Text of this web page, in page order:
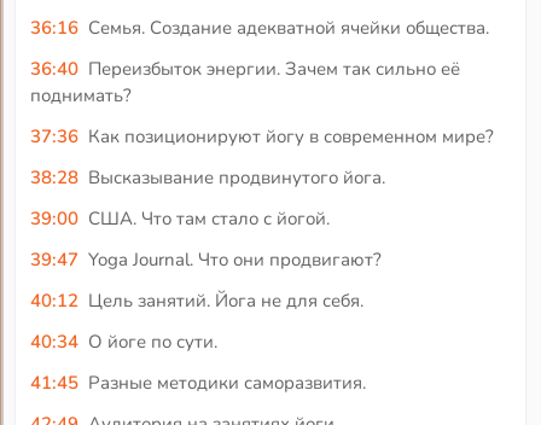
36:16 Семья. Создание адекватной ячейки общества.
36:40 Переизбыток энергии. Зачем так сильно её
поднимать?
37:36 Как позиционируют йогу в современном мире?
38:28 Высказывание продвинутого йога.
39:00 США. Что там стало с йогой.
39:47 Yoga Journal. Что они продвигают?
40:12 Цель занятий. Йога не для себя.
40:34 О йоге по сути.
41:45 Разные методики саморазвития.